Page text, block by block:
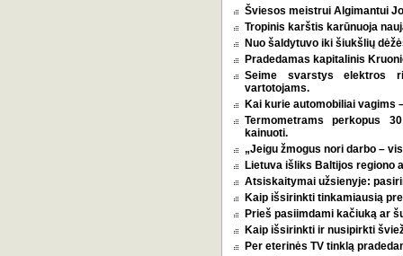
Šviesos meistrui Algimantui
Tropinis karštis karūnuoja
Nuo šaldytuvo iki šiukšlių
Pradedamas kapitalinis
Seime svarstys elektros
vartotojams.
Kai kurie automobiliai vagims
Termometrams perkopus
kainuoti.
„Jeigu žmogus nori darbo –
Lietuva išliks Baltijos regiono
Atsiskaitymai užsienyje:
Kaip išsirinkti tinkamiausią
Prieš pasiimdami kačiuką ar
Kaip išsirinkti ir nusipirkti
Per eterinės TV tinklą